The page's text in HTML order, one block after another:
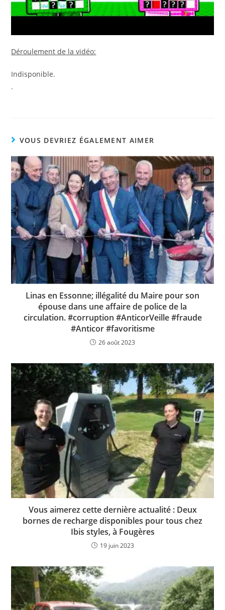
Déroulement de la vidéo:
Indisponible.
.
VOUS DEVRIEZ ÉGALEMENT AIMER
Linas en Essonne; illégalité du Maire pour son
épouse dans une affaire de police de la
circulation. #corruption #AnticorVeille #fraude
#Anticor #favoritisme
26 août 2023
Vous aimerez cette dernière actualité : Deux
bornes de recharge disponibles pour tous chez
Ibis styles, à Fougères
19 juin 2023